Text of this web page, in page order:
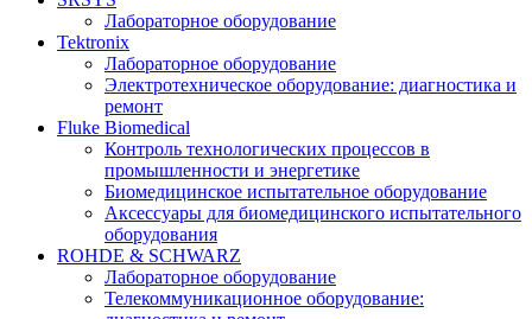
Лабораторное оборудование
Tektronix
Лабораторное оборудование
Электротехническое оборудование: диагностика и
ремонт
Fluke Biomedical
Контроль технологических процессов в
промышленности и энергетике
Биомедицинское испытательное оборудование
Аксессуары для биомедицинского испытательного
оборудования
ROHDE & SCHWARZ
Лабораторное оборудование
Телекоммуникационное оборудование: